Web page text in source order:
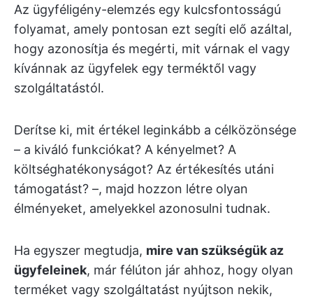
Az ügyféligény-elemzés egy kulcsfontosságú
folyamat, amely pontosan ezt segíti elő azáltal,
hogy azonosítja és megérti, mit várnak el vagy
kívánnak az ügyfelek egy terméktől vagy
szolgáltatástól.
Derítse ki, mit értékel leginkább a célközönsége
– a kiváló funkciókat? A kényelmet? A
költséghatékonyságot? Az értékesítés utáni
támogatást? –, majd hozzon létre olyan
élményeket, amelyekkel azonosulni tudnak.
Ha egyszer megtudja, mire van szükségük az
ügyfeleinek, már félúton jár ahhoz, hogy olyan
terméket vagy szolgáltatást nyújtson nekik,